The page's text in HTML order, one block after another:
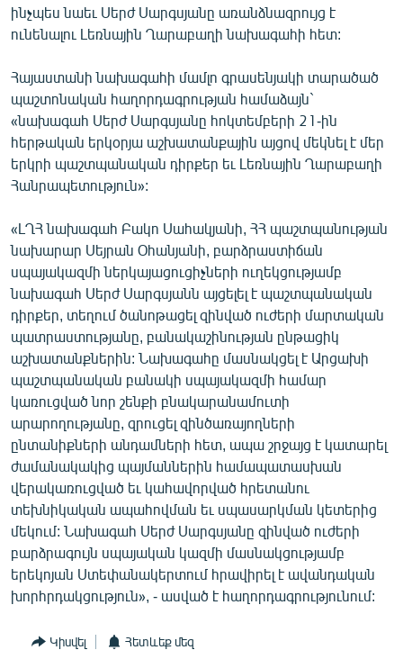
ինչպես նաեւ Սերժ Սարգսյանը առանձնազրույց է
ունենալու Լեռնային Ղարաբաղի նախագահի հետ:
Հայաստանի նախագահի մամլո գրասենյակի տարածած
պաշտոնական հաղորդագրության համաձայն`
«նախագահ Սերժ Սարգսյանը հոկտեմբերի 21-ին
հերթական երկօրյա աշխատանքային այցով մեկնել է մեր
երկրի պաշտպանական դիրքեր եւ Լեռնային Ղարաբաղի
Հանրապետություն»:
«ԼՂՀ նախագահ Բակո Սահակյանի, ՀՀ պաշտպանության
նախարար Սեյրան Օհանյանի, բարձրաստիճան
սպայակազմի ներկայացուցիչների ուղեկցությամբ
նախագահ Սերժ Սարգսյանն այցելել է պաշտպանական
դիրքեր, տեղում ծանոթացել զինված ուժերի մարտական
պատրաստությանը, բանակաշինության ընթացիկ
աշխատանքներին: Նախագահը մասնակցել է Արցախի
պաշտպանական բանակի սպայակազմի համար
կառուցված նոր շենքի բնակարանամուտի
արարողությանը, զրուցել զինծառայողների
ընտանիքների անդամների հետ, ապա շրջայց է կատարել
ժամանակակից պայմաններին համապատասխան
վերակառուցված եւ կահավորված հրետանու
տեխնիկական ապահովման եւ սպասարկման կետերից
մեկում: Նախագահ Սերժ Սարգսյանը զինված ուժերի
բարձրագույն սպայական կազմի մասնակցությամբ
երեկոյան Ստեփանակերտում հրավիրել է ավանդական
խորհրդակցություն», - ասված է հաղորդագրությունում:
Կիսվել Հետևեք մեզ